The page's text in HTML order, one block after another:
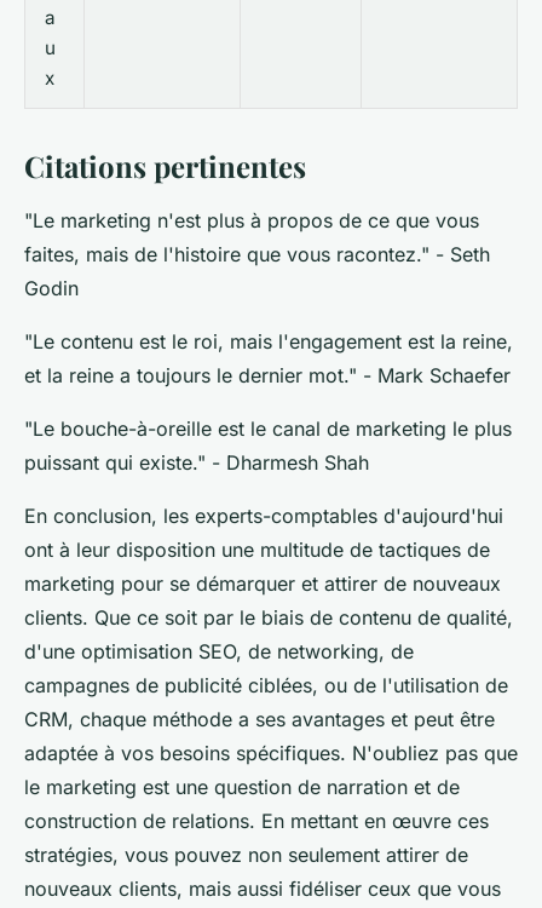
a
u
x
Citations pertinentes
"Le marketing n'est plus à propos de ce que vous
faites, mais de l'histoire que vous racontez." - Seth
Godin
"Le contenu est le roi, mais l'engagement est la reine,
et la reine a toujours le dernier mot." - Mark Schaefer
"Le bouche-à-oreille est le canal de marketing le plus
puissant qui existe." - Dharmesh Shah
En conclusion, les experts-comptables d'aujourd'hui
ont à leur disposition une multitude de tactiques de
marketing pour se démarquer et attirer de nouveaux
clients. Que ce soit par le biais de contenu de qualité,
d'une optimisation SEO, de networking, de
campagnes de publicité ciblées, ou de l'utilisation de
CRM, chaque méthode a ses avantages et peut être
adaptée à vos besoins spécifiques. N'oubliez pas que
le marketing est une question de narration et de
construction de relations. En mettant en œuvre ces
stratégies, vous pouvez non seulement attirer de
nouveaux clients, mais aussi fidéliser ceux que vous